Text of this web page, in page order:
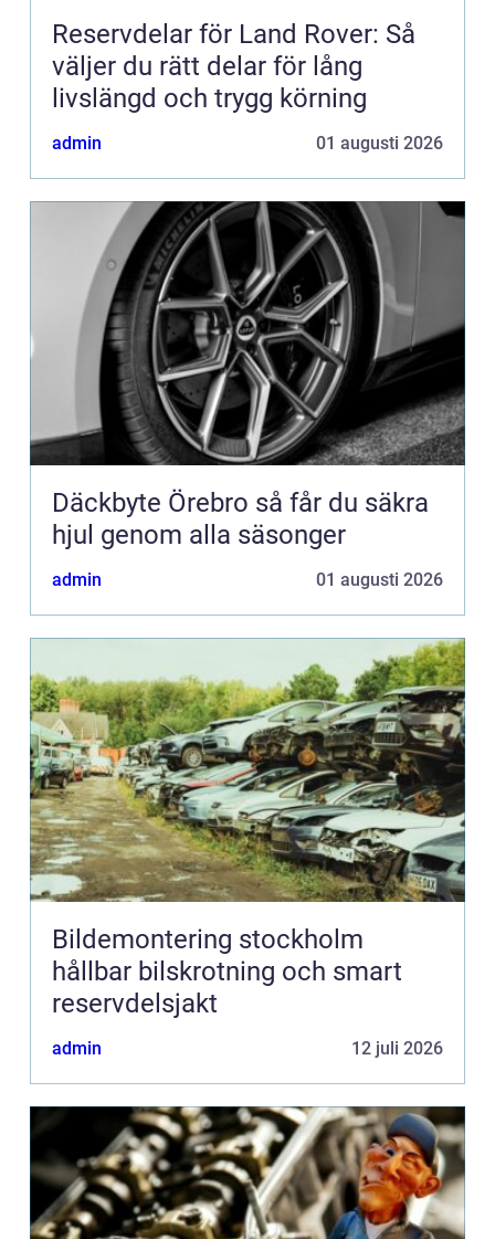
Reservdelar för Land Rover: Så
väljer du rätt delar för lång
livslängd och trygg körning
admin 01 augusti 2026
Däckbyte Örebro så får du säkra
hjul genom alla säsonger
admin 01 augusti 2026
Bildemontering stockholm
hållbar bilskrotning och smart
reservdelsjakt
admin 12 juli 2026